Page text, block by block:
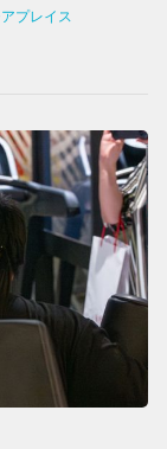
プレイス